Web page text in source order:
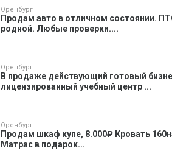
Оренбург
Продам авто в отличном состоянии.
родной. Любые проверки....
Оренбург
В продаже действующий готовый
лицензированный учебный центр ...
Оренбург
Продам шкаф купе, 8.000₽ Кровать
Матрас в подарок...